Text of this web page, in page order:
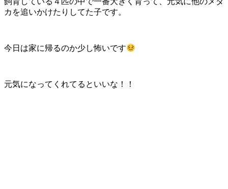
カを追いかけたりしてた子です。
今日は家に帰るのか少し怖いです
元気になってくれてるといいな！！